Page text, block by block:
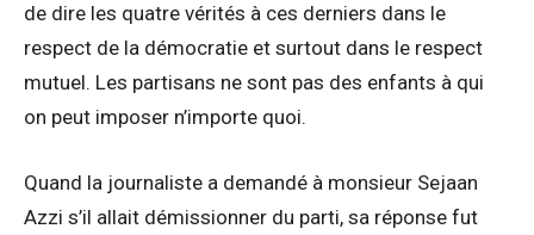
de dire les quatre vérités à ces derniers dans le
respect de la démocratie et surtout dans le respect
mutuel. Les partisans ne sont pas des enfants à qui
on peut imposer n’importe quoi.
Quand la journaliste a demandé à monsieur Sejaan
Azzi s’il allait démissionner du parti, sa réponse fut